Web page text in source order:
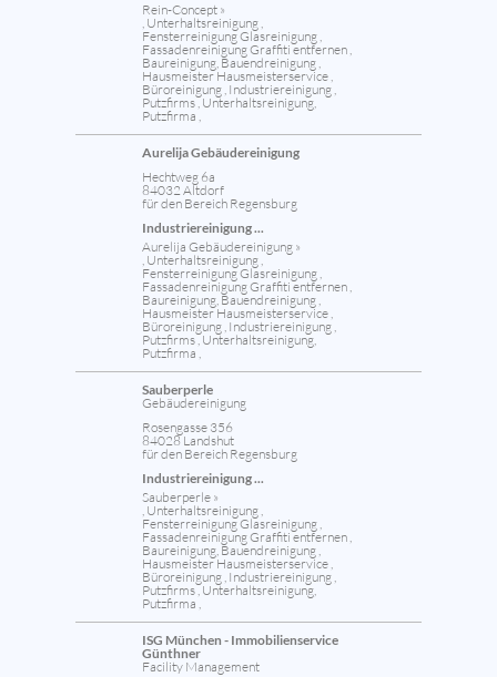
Rein-Concept »
, Unterhaltsreinigung ,
Fensterreinigung Glasreinigung ,
Fassadenreinigung Graffiti entfernen ,
Baureinigung, Bauendreinigung ,
Hausmeister Hausmeisterservice ,
Büroreinigung , Industriereinigung ,
Putzfirms , Unterhaltsreinigung,
Putzfirma ,
Aurelija Gebäudereinigung
Hechtweg 6a
84032 Altdorf
für den Bereich Regensburg
Industriereinigung ...
Aurelija Gebäudereinigung »
, Unterhaltsreinigung ,
Fensterreinigung Glasreinigung ,
Fassadenreinigung Graffiti entfernen ,
Baureinigung, Bauendreinigung ,
Hausmeister Hausmeisterservice ,
Büroreinigung , Industriereinigung ,
Putzfirms , Unterhaltsreinigung,
Putzfirma ,
Sauberperle
Gebäudereinigung
Rosengasse 356
84028 Landshut
für den Bereich Regensburg
Industriereinigung ...
Sauberperle »
, Unterhaltsreinigung ,
Fensterreinigung Glasreinigung ,
Fassadenreinigung Graffiti entfernen ,
Baureinigung, Bauendreinigung ,
Hausmeister Hausmeisterservice ,
Büroreinigung , Industriereinigung ,
Putzfirms , Unterhaltsreinigung,
Putzfirma ,
ISG München - Immobilienservice
Günthner
Facility Management